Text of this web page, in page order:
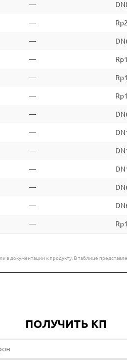
—
—
—
—
—
—
—
—
—
—
—
—
—
документации к продукту. В таблице
ПОЛУЧИТЬ КП